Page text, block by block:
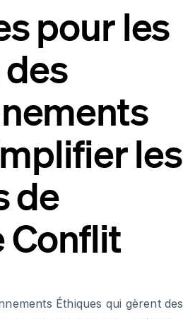
pour les
les
de
Conflit
Éthiques qui gèrent des